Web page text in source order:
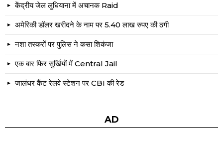
केंद्रीय जेल लुधियाना में अचानक Raid
अमेरिकी डॉलर खरीदने के नाम पर 5.40 लाख रुपए की ठगी
नशा तस्करों पर पुलिस ने कसा शिकंजा
एक बार फिर सुर्खियों में Central Jail
जालंधर कैंट रेलवे स्टेशन पर CBI की रेड
AD